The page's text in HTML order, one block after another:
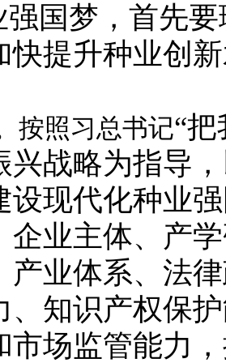
强国梦，首先
快提升种业创
按照习总书记“
兴战略为指导
设现代化种业
企业主体、产
产业体系、法
、知识产权保
市场监管能力